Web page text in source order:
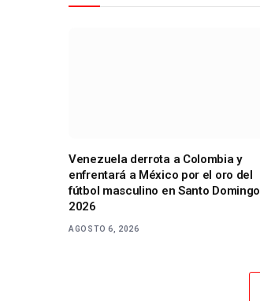
Venezuela derrota a Colombia y
enfrentará a México por el oro del
fútbol masculino en Santo Domingo
2026
AGOSTO 6, 2026